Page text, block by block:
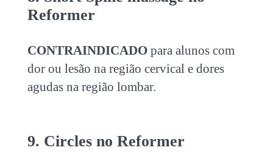
Reformer
CONTRAINDICADOpara alunos com
dor ou lesão na região cervical e dores
agudas na região lombar.
9. Circles no Reformer